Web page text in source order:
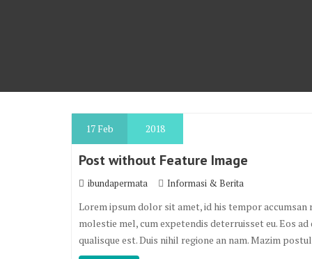
17 Feb 2018
Post without Feature Image
ibundapermata Informasi & Berita
Lorem ipsum dolor sit amet, id his tempor
molestie mel, cum expetendis deterruisset eu. Eos
qualisque est. Duis nihil regione an nam. Mazim